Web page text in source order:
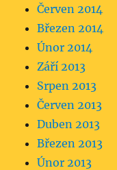
Červen 2014
Březen 2014
Únor 2014
Září 2013
Srpen 2013
Červen 2013
Duben 2013
Březen 2013
Únor 2013